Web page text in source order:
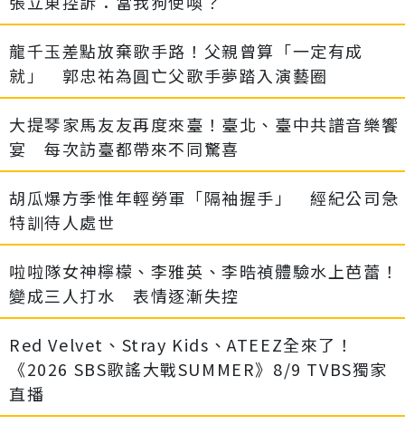
龍千玉差點放棄歌手路！父親曾算「一定有成
就」 郭忠祐為圓亡父歌手夢踏入演藝圈
大提琴家馬友友再度來臺！臺北、臺中共譜音樂饗
宴 每次訪臺都帶來不同驚喜
胡瓜爆方季惟年輕勞軍「隔袖握手」 經紀公司急
特訓待人處世
啦啦隊女神檸檬、李雅英、李晧禎體驗水上芭蕾！
變成三人打水 表情逐漸失控
Red Velvet、Stray Kids、ATEEZ全來了！
《2026 SBS歌謠大戰SUMMER》8/9 TVBS獨家
直播